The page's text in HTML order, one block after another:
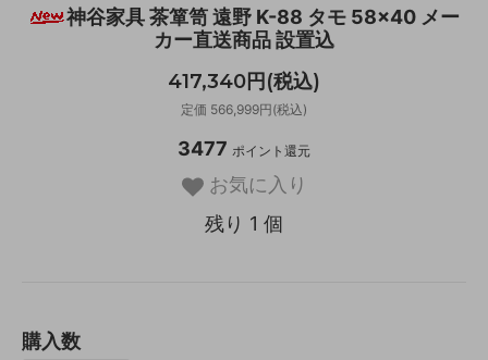
神谷家具 茶箪笥 遠野 K-88 タモ 58×40 メー
カー直送商品 設置込
417,340円(税込)
定価 566,999円(税込)
3477 ポイント還元
お気に入り
残り 1 個
購入数